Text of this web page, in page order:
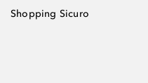
Shopping Sicuro